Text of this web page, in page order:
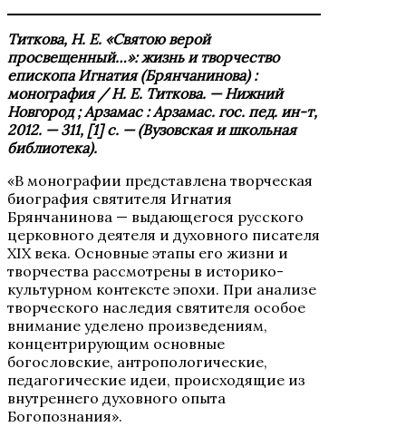
Титкова, Н. Е. «Святою верой
просвещенный…»: жизнь и творчество
епископа Игнатия (Брянчанинова) :
монография / Н. Е. Титкова. — Нижний
Новгород ; Арзамас : Арзамас. гос. пед. ин-т,
2012. — 311, [1] с. — (Вузовская и школьная
библиотека).
«В монографии представлена творческая
биография святителя Игнатия
Брянчанинова — выдающегося русского
церковного деятеля и духовного писателя
XIX века. Основные этапы его жизни и
творчества рассмотрены в историко-
культурном контексте эпохи. При анализе
творческого наследия святителя особое
внимание уделено произведениям,
концентрирующим основные
богословские, антропологические,
педагогические идеи, происходящие из
внутреннего духовного опыта
Богопознания».